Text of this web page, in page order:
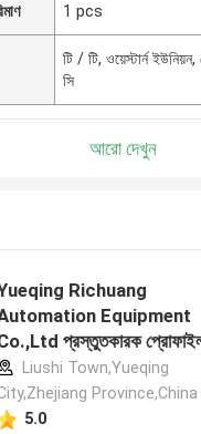
1 pcs
টি / টি, ওয়েস্টার্ন
সি
আরো দেখুন
Richuang
Equipment
প্রস্তুতকারক
Liushi Town,Yueqing
Province,China
5.0